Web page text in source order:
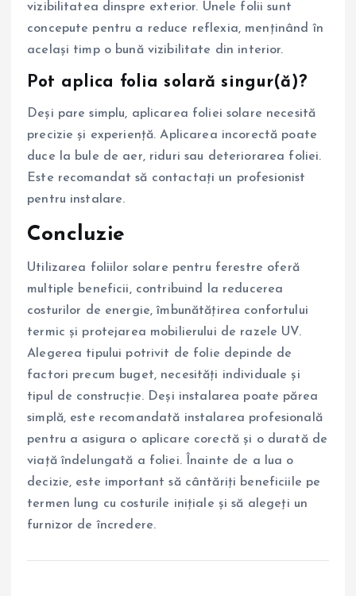
vizibilitatea dinspre exterior. Unele folii sunt
concepute pentru a reduce reflexia, menținând în
același timp o bună vizibilitate din interior.
Pot aplica folia solară singur(ă)?
Deși pare simplu, aplicarea foliei solare necesită
precizie și experiență. Aplicarea incorectă poate
duce la bule de aer, riduri sau deteriorarea foliei.
Este recomandat să contactați un profesionist
pentru instalare.
Concluzie
Utilizarea foliilor solare pentru ferestre oferă
multiple beneficii, contribuind la reducerea
costurilor de energie, îmbunătățirea confortului
termic și protejarea mobilierului de razele UV.
Alegerea tipului potrivit de folie depinde de
factori precum buget, necesități individuale și
tipul de construcție. Deși instalarea poate părea
simplă, este recomandată instalarea profesională
pentru a asigura o aplicare corectă și o durată de
viață îndelungată a foliei. Înainte de a lua o
decizie, este important să cântăriți beneficiile pe
termen lung cu costurile inițiale și să alegeți un
furnizor de încredere.